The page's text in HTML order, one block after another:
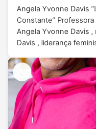
Angela Yvonne Davis
Constante”
Angela Yvonne Davis
Davis , liderança